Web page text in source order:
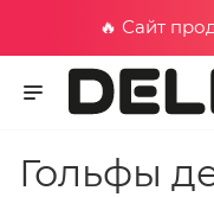
🔥 Сайт
Гольфы